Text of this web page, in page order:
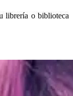
librería o biblioteca